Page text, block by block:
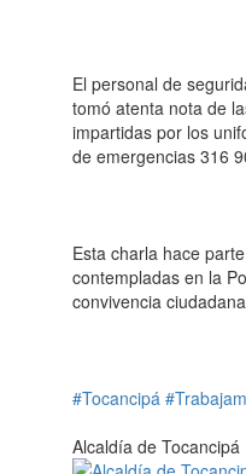
El personal de
tomó atenta nota de
impartidas por los
de emergencias 316
Esta charla hace
contempladas en la
convivencia
#Tocancipá
Alcaldía de Tocancipá